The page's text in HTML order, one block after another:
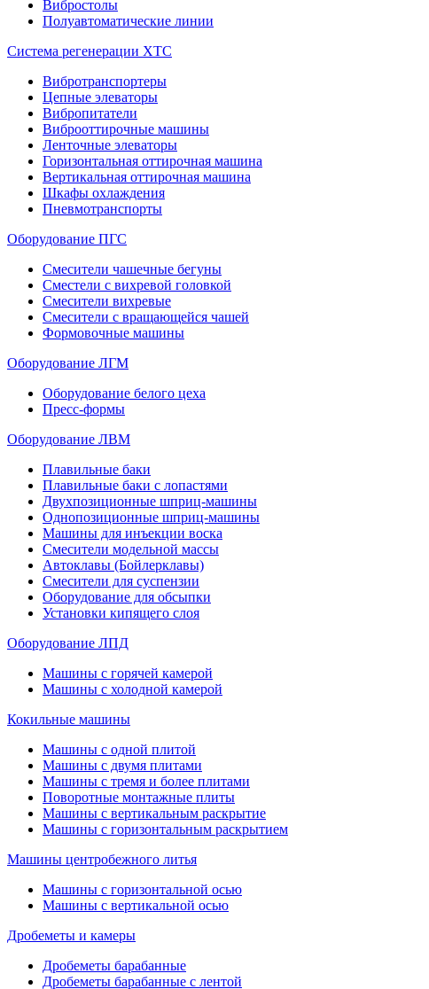
Вибростолы
Полуавтоматические линии
Система регенерации ХТС
Вибротранспортеры
Цепные элеваторы
Вибропитатели
Виброоттирочные машины
Ленточные элеваторы
Горизонтальная оттирочная машина
Вертикальная оттирочная машина
Шкафы охлаждения
Пневмотранспорты
Оборудование ПГС
Смесители чашечные бегуны
Сместели с вихревой головкой
Смесители вихревые
Смесители с вращающейся чашей
Формовочные машины
Оборудование ЛГМ
Оборудование белого цеха
Пресс-формы
Оборудование ЛВМ
Плавильные баки
Плавильные баки с лопастями
Двухпозиционные шприц-машины
Однопозиционные шприц-машины
Машины для инъекции воска
Смесители модельной массы
Автоклавы (Бойлерклавы)
Смесители для суспензии
Оборудование для обсыпки
Установки кипящего слоя
Оборудование ЛПД
Машины с горячей камерой
Машины с холодной камерой
Кокильные машины
Машины с одной плитой
Машины с двумя плитами
Машины с тремя и более плитами
Поворотные монтажные плиты
Машины с вертикальным раскрытие
Машины с горизонтальным раскрытием
Машины центробежного литья
Машины с горизонтальной осью
Машины с вертикальной осью
Дробеметы и камеры
Дробеметы барабанные
Дробеметы барабанные с лентой